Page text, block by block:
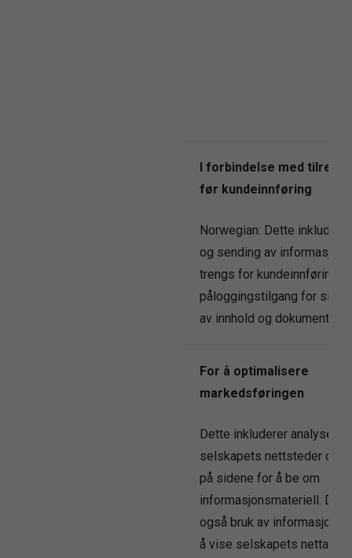
I forbindelse med
før kundeinnføring
Norwegian: Dette
og sending av informasjon
trengs for kundeinnføring
påloggingstilgang for
av innhold og dokumenter
For å optimalisere
markedsføringen
Dette inkluderer analyse
selskapets nettsteder og
på sidene for å be om
informasjonsmateriell. Det
også bruk av
å vise selskapets